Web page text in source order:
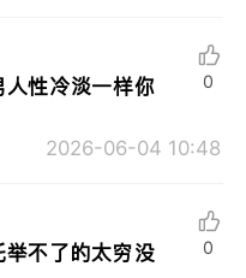
性冷淡一样你
2026-06-04 10:48
0
不了的太穷没
0